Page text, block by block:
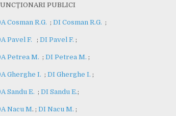
PUBLICI
Cosman R.G. ;DI Cosman R.G. ;
Pavel F. ;DI Pavel F. ;
Petrea M. ;DI Petrea M. ;
Gherghe I. ;DI Gherghe I. ;
Sandu E. ;DI Sandu E.;
Nacu M. ;DI Nacu M. ;